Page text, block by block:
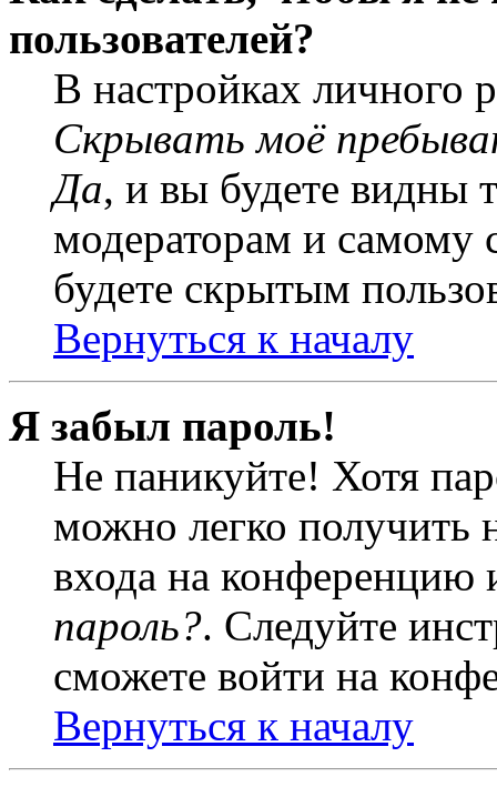
пользователей?
В настройках личного
Скрывать моё
Да, и вы будете видны
модераторам и самому
будете скрытым
Вернуться к началу
Я забыл пароль!
Не паникуйте! Хотя
можно легко получить
входа на
пароль?. Следуйте
сможете войти на
Вернуться к началу